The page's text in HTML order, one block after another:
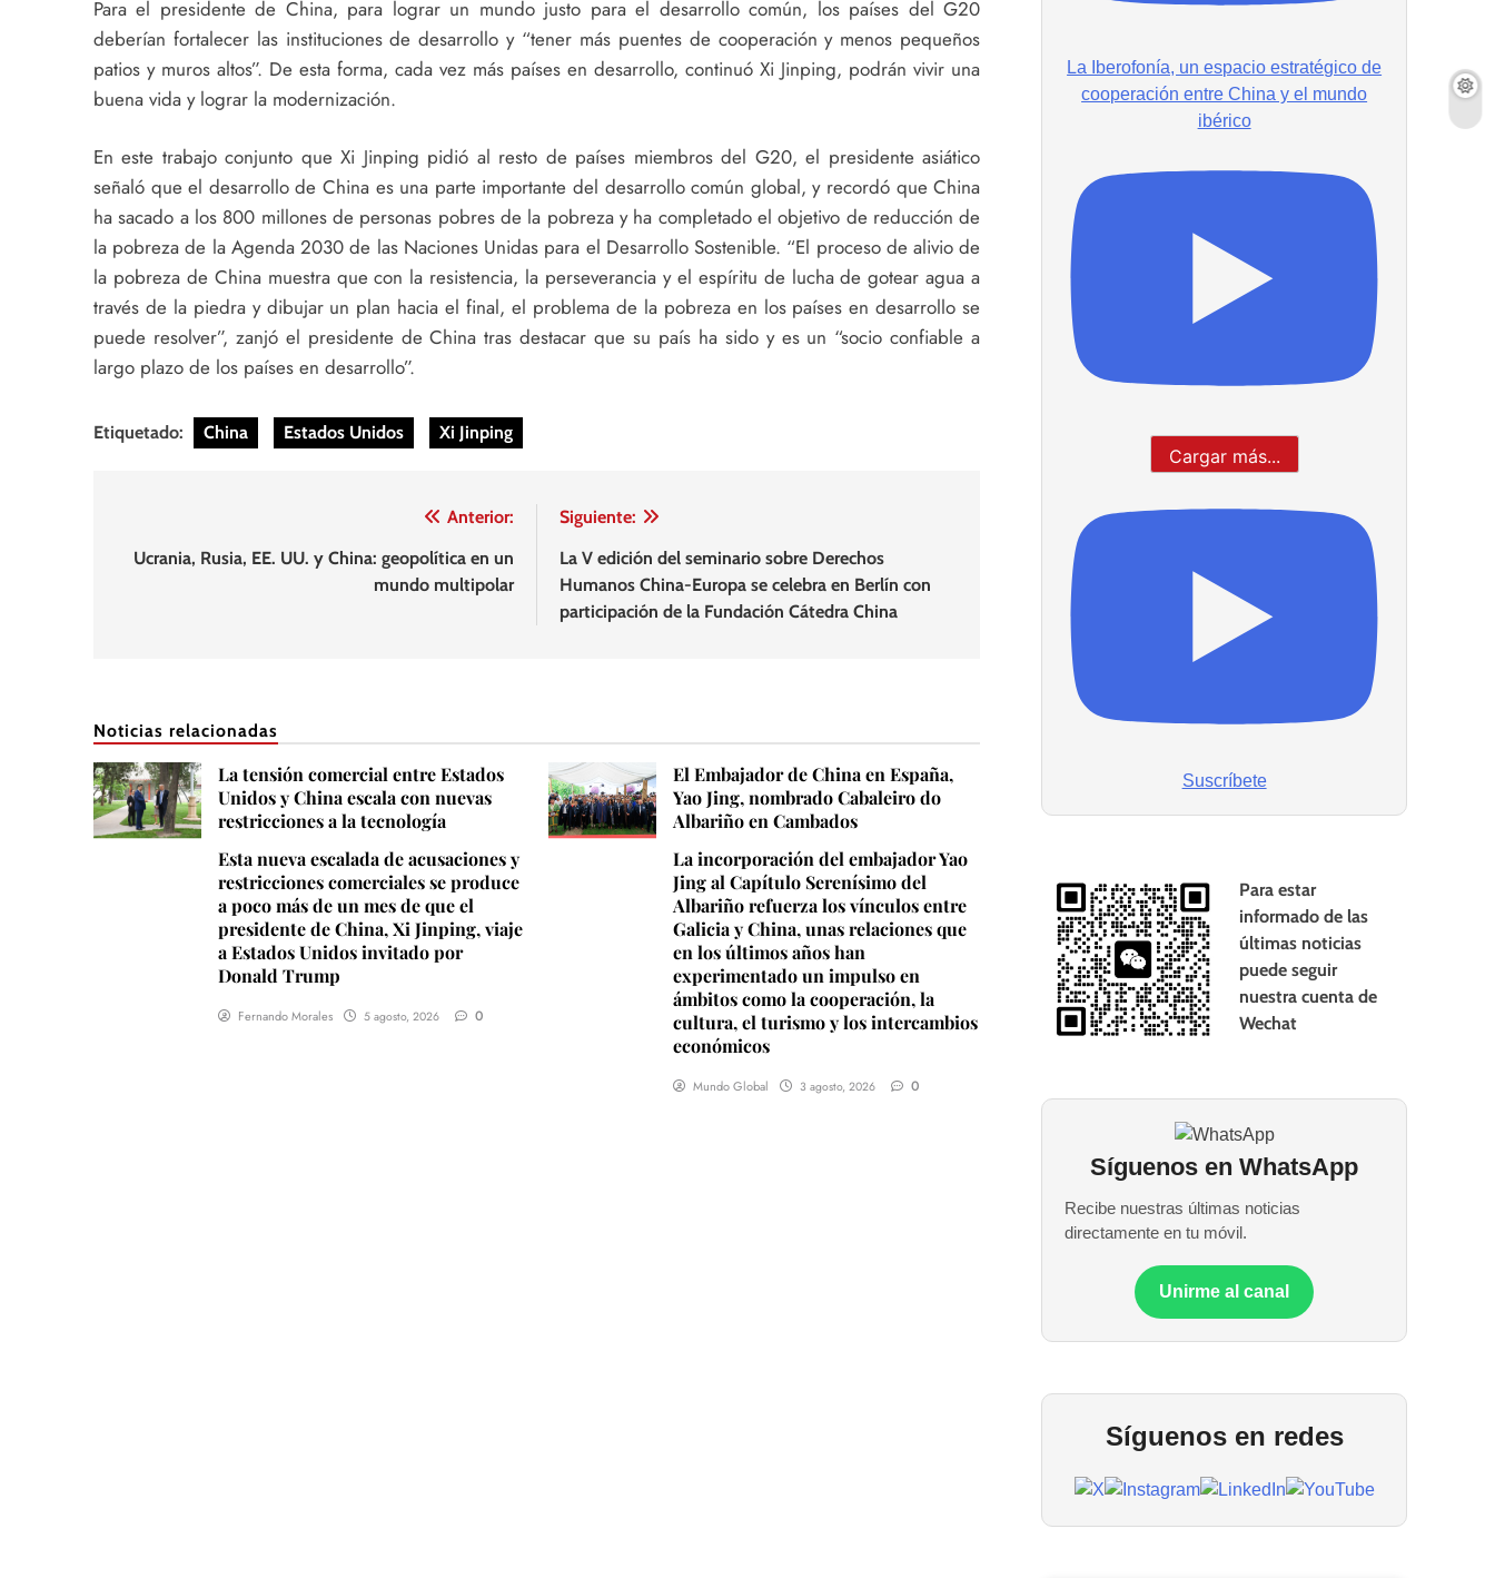
Para el presidente de China, para lograr un mundo justo para el desarrollo común, los países del G20
deberían fortalecer las instituciones de desarrollo y “tener más puentes de cooperación y menos pequeños
patios y muros altos”. De esta forma, cada vez más países en desarrollo, continuó Xi Jinping, podrán vivir una
buena vida y lograr la modernización.
En este trabajo conjunto que Xi Jinping pidió al resto de países miembros del G20, el presidente asiático
señaló que el desarrollo de China es una parte importante del desarrollo común global, y recordó que China
ha sacado a los 800 millones de personas pobres de la pobreza y ha completado el objetivo de reducción de
la pobreza de la Agenda 2030 de las Naciones Unidas para el Desarrollo Sostenible. “El proceso de alivio de
la pobreza de China muestra que con la resistencia, la perseverancia y el espíritu de lucha de gotear agua a
través de la piedra y dibujar un plan hacia el final, el problema de la pobreza en los países en desarrollo se
puede resolver”, zanjó el presidente de China tras destacar que su país ha sido y es un “socio confiable a
largo plazo de los países en desarrollo”.
Etiquetado: China Estados Unidos Xi Jinping
de
Anterior:
Ucrania, Rusia, EE. UU. y China: geopolítica en un
mundo multipolar
Siguiente:
La V edición del seminario sobre Derechos
Humanos China-Europa se celebra en Berlín con
participación de la Fundación Cátedra China
Noticias relacionadas
La tensión comercial entre Estados
Unidos y China escala con nuevas
restricciones a la tecnología
Esta nueva escalada de acusaciones y
restricciones comerciales se produce
a poco más de un mes de que el
presidente de China, Xi Jinping, viaje
a Estados Unidos invitado por
Donald Trump
Fernando Morales 5 agosto, 2026 0
El Embajador de China en España,
Yao Jing, nombrado Cabaleiro do
Albariño en Cambados
La incorporación del embajador Yao
Jing al Capítulo Serenísimo del
Albariño refuerza los vínculos entre
Galicia y China, unas relaciones que
en los últimos años han
experimentado un impulso en
ámbitos como la cooperación, la
cultura, el turismo y los intercambios
económicos
Mundo Global 3 agosto, 2026 0
La Iberofonía, un espacio estratégico de
cooperación entre China y el mundo
ibérico
Cargar más...
Suscríbete
Para estar
informado de las
últimas noticias
puede seguir
nuestra cuenta de
Wechat
Síguenos en WhatsApp
Recibe nuestras últimas noticias
directamente en tu móvil.
Unirme al canal
Síguenos en redes